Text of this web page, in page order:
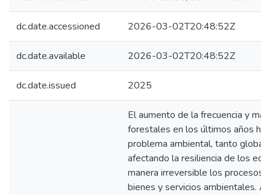
dc.date.accessioned 2026-03-02T20:48:52Z
dc.date.available 2026-03-02T20:48:52Z
dc.date.issued 2025
El aumento de la frecuencia y
forestales en los últimos años ha
problema ambiental, tanto global
afectando la resiliencia de los
manera irreversible los procesos
bienes y servicios ambientales.